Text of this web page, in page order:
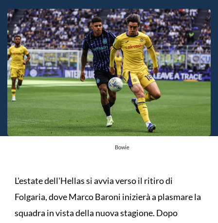
Bowie
L'estate dell'Hellas si avvia verso il ritiro di
Folgaria, dove Marco Baroni inizierà a plasmare la
squadra in vista della nuova stagione. Dopo